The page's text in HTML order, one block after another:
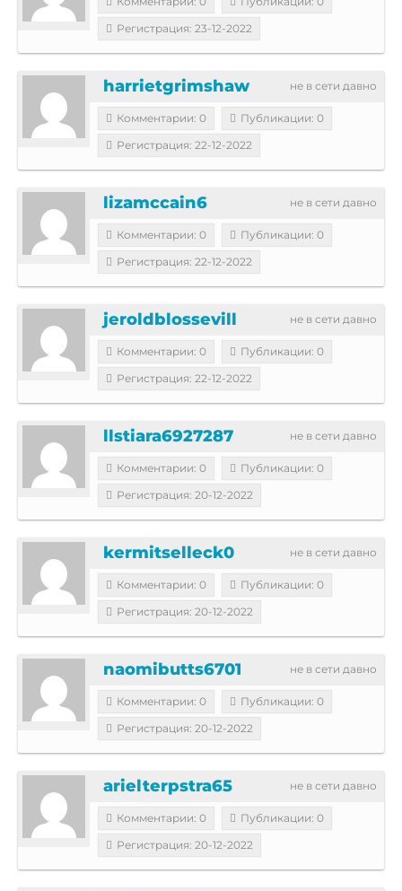
Регистрация: 23-12-2022
не в сети давно
harrietgrimshaw
Комментарии: 0
Публикации: 0
Регистрация: 22-12-2022
не в сети давно
lizamccain6
Комментарии: 0
Публикации: 0
Регистрация: 22-12-2022
не в сети давно
jeroldblossevill
Комментарии: 0
Публикации: 0
Регистрация: 22-12-2022
не в сети давно
llstiara6927287
Комментарии: 0
Публикации: 0
Регистрация: 20-12-2022
не в сети давно
kermitselleck0
Комментарии: 0
Публикации: 0
Регистрация: 20-12-2022
не в сети давно
naomibutts6701
Комментарии: 0
Публикации: 0
Регистрация: 20-12-2022
не в сети давно
arielterpstra65
Комментарии: 0
Публикации: 0
Регистрация: 20-12-2022